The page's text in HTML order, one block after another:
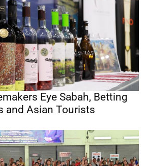
Eye Sabah, Betting
and Asian Tourists